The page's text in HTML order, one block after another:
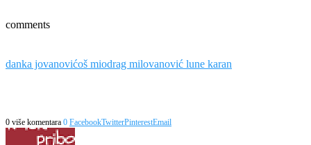
comments
danka jovanovićoš miodrag milovanović lune karan
0 više komentara 0 FacebookTwitterPinterestEmail